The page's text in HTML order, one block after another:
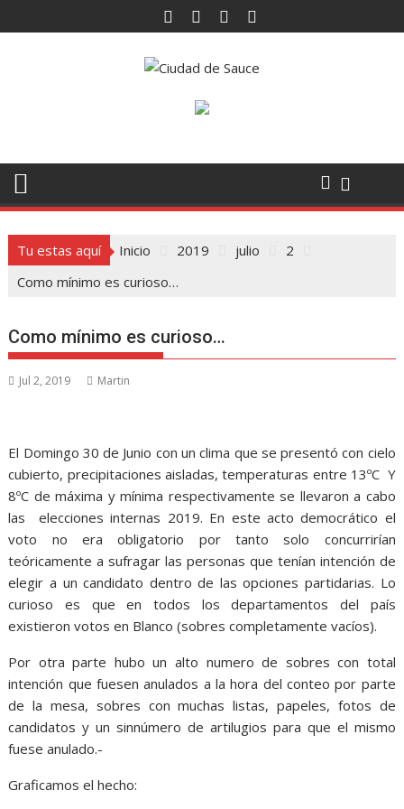
al
Tu estas aquí Inicio 2019 julio
2
Como mínimo es curioso…
Como mínimo es curioso…
Jul 2, 2019 Martin
El Domingo 30 de Junio con un clima que se presentó con cielo
cubierto, precipitaciones aisladas, temperaturas entre 13ºC Y
8ºC de máxima y mínima respectivamente se llevaron a cabo
las elecciones internas 2019. En este acto democrático el
voto no era obligatorio por tanto solo concurrirían
teóricamente a sufragar las personas que tenían intención de
elegir a un candidato dentro de las opciones partidarias. Lo
curioso es que en todos los departamentos del país
existieron votos en Blanco (sobres completamente vacíos).
Por otra parte hubo un alto numero de sobres con total
intención que fuesen anulados a la hora del conteo por parte
de la mesa, sobres con muchas listas, papeles, fotos de
candidatos y un sinnúmero de artilugios para que el mismo
fuese anulado.-
Graficamos el hecho: